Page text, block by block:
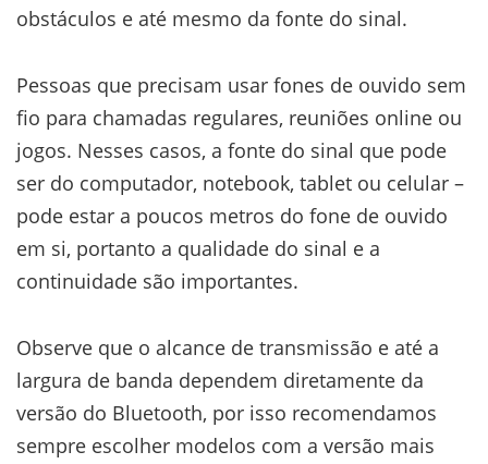
obstáculos e até mesmo da fonte do sinal.
Pessoas que precisam usar fones de ouvido sem
fio para chamadas regulares, reuniões online ou
jogos. Nesses casos, a fonte do sinal que pode
ser do computador, notebook, tablet ou celular –
pode estar a poucos metros do fone de ouvido
em si, portanto a qualidade do sinal e a
continuidade são importantes.
Observe que o alcance de transmissão e até a
largura de banda dependem diretamente da
versão do Bluetooth, por isso recomendamos
sempre escolher modelos com a versão mais